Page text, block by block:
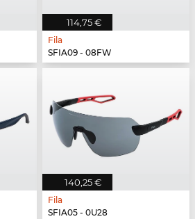
114,75 €
Fila
SFIA09 - 08FW
140,25 €
Fila
SFIA05 - 0U28